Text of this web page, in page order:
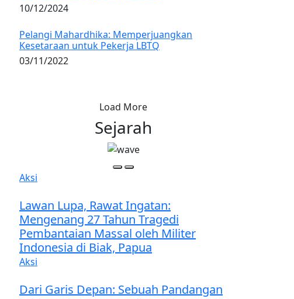
10/12/2024
Pelangi Mahardhika: Memperjuangkan
Kesetaraan untuk Pekerja LBTQ
03/11/2022
Load More
Sejarah
Aksi
Lawan Lupa, Rawat Ingatan:
Mengenang 27 Tahun Tragedi
Pembantaian Massal oleh Militer
Indonesia di Biak, Papua
Aksi
Dari Garis Depan: Sebuah Pandangan